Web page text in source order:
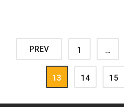
PREV 1 …
13 14 15